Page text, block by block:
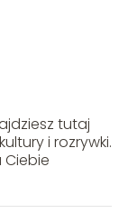
tutaj
i rozrywki.
Ciebie